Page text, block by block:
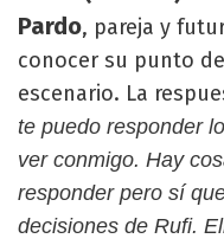
Pardo, pareja y
conocer su punto
escenario. La
te puedo responder
ver conmigo. Hay
responder pero sí
decisiones de Rufi.